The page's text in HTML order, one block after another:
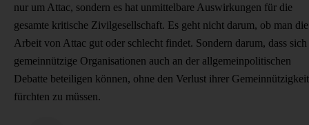
nur um Attac, sondern es hat unmittelbare Auswirkungen für die
gesamte kritische Zivilgesellschaft. Es geht nicht darum, ob man die
Arbeit von Attac gut oder schlecht findet. Sondern darum, dass sich
gemeinnützige Organisationen auch an der allgemeinpolitischen
Debatte beteiligen können, ohne den Verlust ihrer Gemeinnützigkeit
fürchten zu müssen.